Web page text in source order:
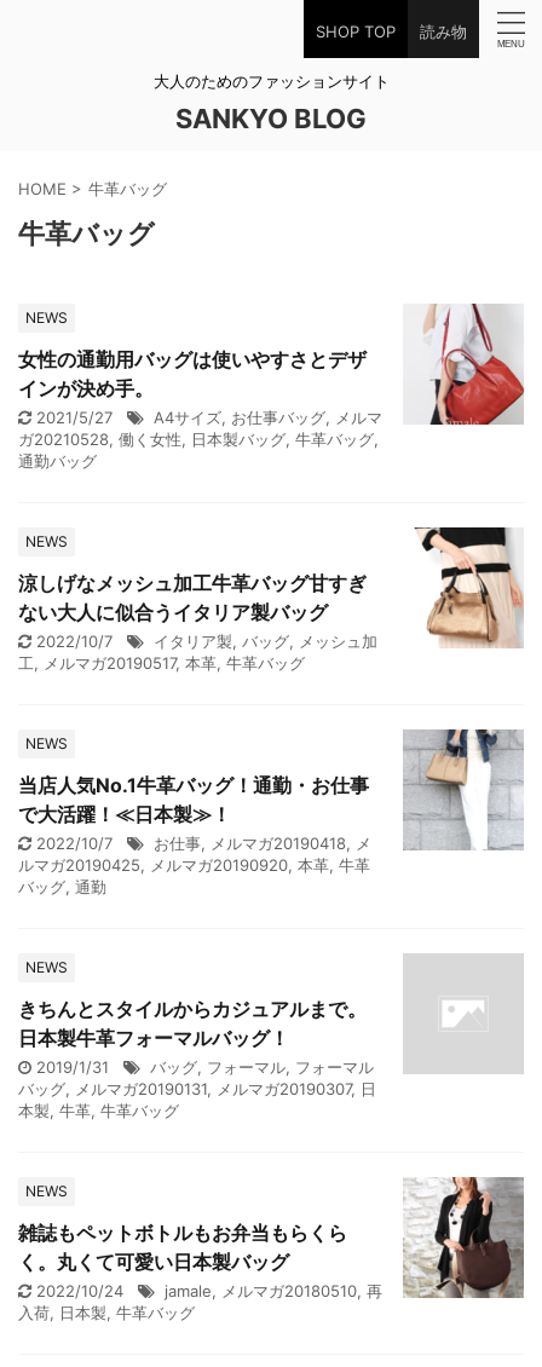
SHOP TOP 読み物
大人のためのファッションサイト
SANKYO BLOG
HOME > 牛革バッグ
牛革バッグ
NEWS
女性の通勤用バッグは使いやすさとデザ
インが決め手。
2021/5/27 A4サイズ, お仕事バッグ, メルマ
ガ20210528, 働く女性, 日本製バッグ, 牛革バッグ,
通勤バッグ
NEWS
涼しげなメッシュ加工牛革バッグ甘すぎ
ない大人に似合うイタリア製バッグ
2022/10/7 イタリア製, バッグ, メッシュ加
工, メルマガ20190517, 本革, 牛革バッグ
NEWS
当店人気No.1牛革バッグ！通勤・お仕事
で大活躍！≪日本製≫！
2022/10/7 お仕事, メルマガ20190418, メ
ルマガ20190425, メルマガ20190920, 本革, 牛革
バッグ, 通勤
NEWS
きちんとスタイルからカジュアルまで。
日本製牛革フォーマルバッグ！
2019/1/31 バッグ, フォーマル, フォーマル
バッグ, メルマガ20190131, メルマガ20190307, 日
本製, 牛革, 牛革バッグ
NEWS
雑誌もペットボトルもお弁当もらくら
く。丸くて可愛い日本製バッグ
2022/10/24 jamale, メルマガ20180510, 再
入荷, 日本製, 牛革バッグ